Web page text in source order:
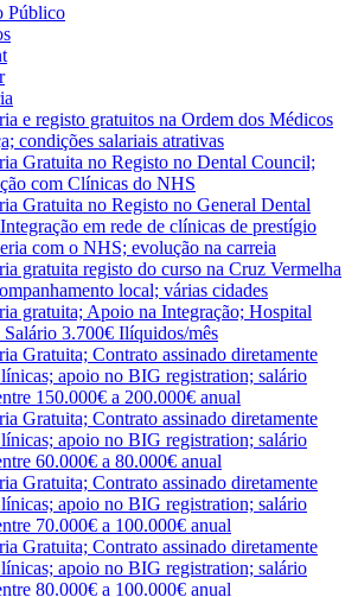
Público
e registo gratuitos na Ordem dos Médicos
condições salariais atrativas
Gratuita no Registo no Dental Council;
com Clínicas do NHS
Gratuita no Registo no General Dental
em rede de clínicas de prestígio
com o NHS; evolução na carreia
gratuita registo do curso na Cruz Vermelha
local; várias cidades
gratuita; Apoio na Integração; Hospital
3.700€ Ilíquidos/mês
Gratuita; Contrato assinado diretamente
apoio no BIG registration; salário
150.000€ a 200.000€ anual
Gratuita; Contrato assinado diretamente
apoio no BIG registration; salário
60.000€ a 80.000€ anual
Gratuita; Contrato assinado diretamente
apoio no BIG registration; salário
70.000€ a 100.000€ anual
Gratuita; Contrato assinado diretamente
apoio no BIG registration; salário
80.000€ a 100.000€ anual